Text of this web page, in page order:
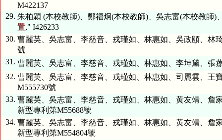
M422137
29. 朱柏穎 (本校教師)、鄭福炯(本校教師)、吳志富(本校教師
置," I426233
30. 曹麗英、吳志富、李慈音、戎瑾如、林惠如、吳政頤、林
號
31. 曹麗英、吳志富、李慈音、戎瑾如、林惠如、李坤黛、張
32. 曹麗英、吳志富、李慈音、戎瑾如、林惠如、司麗雲、王
M555730號
33. 曹麗英、吳志富、李慈音、戎瑾如、林惠如、黄友靖、詹
新型專利第M55688號
34. 曹麗英、吳志富、李慈音、戎瑾如、林惠如、黄友靖、詹
新型專利第M554804號